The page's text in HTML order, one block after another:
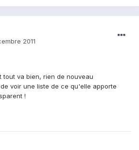
2011
tout va bien, rien de nouveau
voir une liste de ce qu'elle apporte
!